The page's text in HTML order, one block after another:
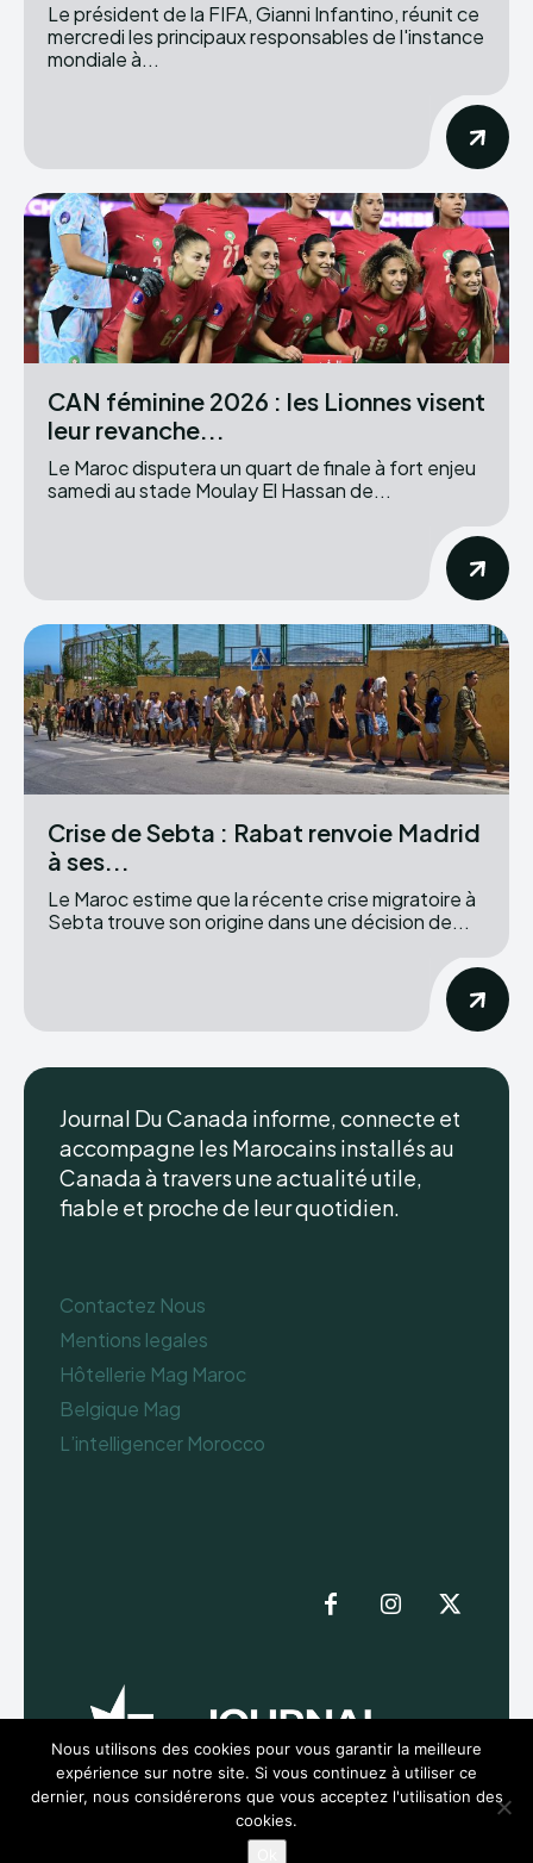
Le président de la FIFA, Gianni Infantino, réunit ce
mercredi les principaux responsables de l'instance
mondiale à...
CAN féminine 2026 : les Lionnes visent
leur revanche...
Le Maroc disputera un quart de finale à fort enjeu
samedi au stade Moulay El Hassan de...
Crise de Sebta : Rabat renvoie Madrid
à ses...
Le Maroc estime que la récente crise migratoire à
Sebta trouve son origine dans une décision de...
Journal Du Canada informe, connecte et
accompagne les Marocains installés au
Canada à travers une actualité utile,
fiable et proche de leur quotidien.
Contactez Nous
Mentions legales
Hôtellerie Mag Maroc
Belgique Mag
L’intelligencer Morocco
Nous utilisons des cookies pour vous garantir la meilleure
expérience sur notre site. Si vous continuez à utiliser ce
dernier, nous considérerons que vous acceptez l'utilisation des
cookies.